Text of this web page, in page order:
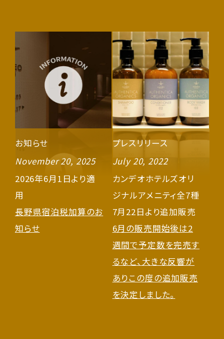
お知らせ
November 20, 2025
2026年6月1日より適
用
長野県宿泊税加算のお
知らせ
プレスリリース
July 20, 2022
カンデオホテルズオリ
ジナルアメニティ全7種
7月22日より追加販売
6月の販売開始後は2
週間で予定数を完売す
るなど、大きな反響が
ありこの度の追加販売
を決定しました。